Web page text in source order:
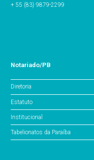
+ 55 (83) 9879-2299
Notariado/PB
Diretoria
Estatuto
Institucional
Tabelionatos da Paraíba